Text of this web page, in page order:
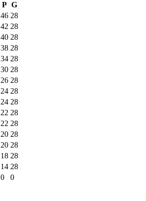
P G
46 28
42 28
40 28
38 28
34 28
30 28
26 28
24 28
24 28
22 28
22 28
20 28
20 28
18 28
14 28
0 0